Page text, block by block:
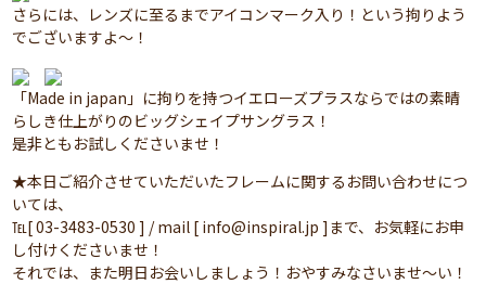
さらには、レンズに至るまでアイコンマーク入り！という拘りよう
でございますよ～！
「Made in japan」に拘りを持つイエローズプラスならではの素晴
らしき仕上がりのビッグシェイプサングラス！
是非ともお試しくださいませ！
★本日ご紹介させていただいたフレームに関するお問い合わせにつ
いては、
℡[ 03-3483-0530 ] / mail [ info@inspiral.jp ]まで、お気軽にお申
し付けくださいませ！
それでは、また明日お会いしましょう！おやすみなさいませ～い！